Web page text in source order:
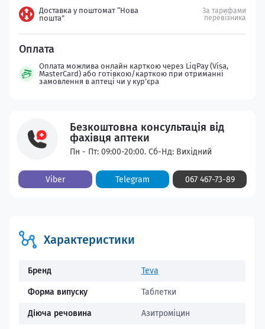
Доставка у поштомат “Нова
пошта”
За тарифами
перевізника
Оплата можлива онлайн карткою через LiqPay (Visa,
MasterCard) або готівкою/карткою при отриманні
замовлення в аптеці чи у кур’єра
Безкоштовна консультація від
фахівця аптеки
Пн - Пт: 09:00-20:00. Сб-Нд: Вихідний
Viber Telegram 067 467-73-89
Характеристики
Бренд Teva
Форма випуску Таблетки
Діюча речовина Азитроміцин